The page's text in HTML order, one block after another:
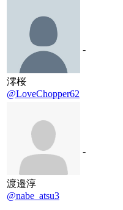
澪桜
@LoveChopper62
-
渡邉淳
@nabe_atsu3
-